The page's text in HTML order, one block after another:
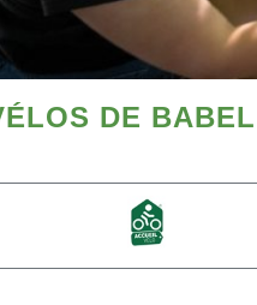
DE BABEL